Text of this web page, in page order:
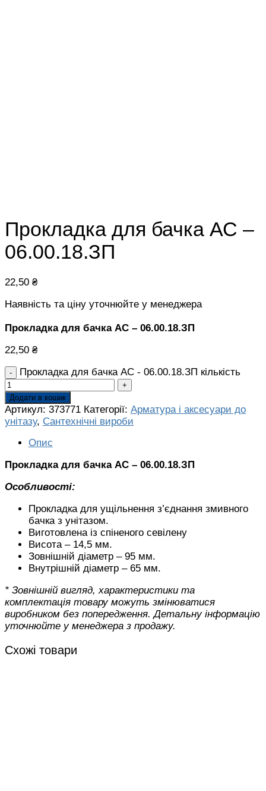
Прокладка для бачка АС –
06.00.18.ЗП
22,50 ₴
Наявність та ціну уточнюйте у менеджера
Прокладка для бачка АС – 06.00.18.ЗП
22,50 ₴
Прокладка для бачка АС - 06.00.18.ЗП кількість
Додати в кошик
Артикул: 373771 Категорії: Арматура і аксесуари до
унітазу, Сантехнічні вироби
Опис
Прокладка для бачка АС – 06.00.18.ЗП
Особливості:
Прокладка для ущільнення з’єднання змивного
бачка з унітазом.
Виготовлена із спіненого севілену
Висота – 14,5 мм.
Зовнішній діаметр – 95 мм.
Внутрішній діаметр – 65 мм.
* Зовнішній вигляд, характеристики та
комплектація товару можуть змінюватися
виробником без попередження. Детальну інформацію
уточнюйте у менеджера з продажу.
Схожі товари